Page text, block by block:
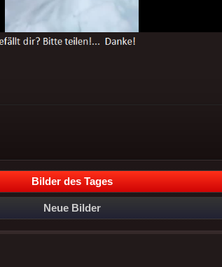
Bilder des Tages
Neue Bilder